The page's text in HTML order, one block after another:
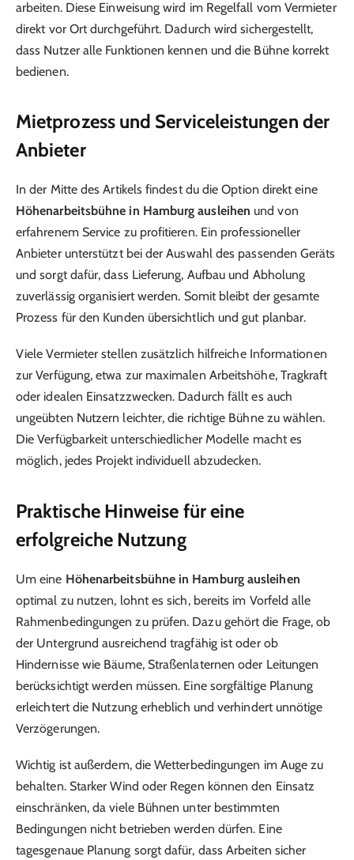
arbeiten. Diese Einweisung wird im Regelfall vom Vermieter
direkt vor Ort durchgeführt. Dadurch wird sichergestellt,
dass Nutzer alle Funktionen kennen und die Bühne korrekt
bedienen.
Mietprozess und Serviceleistungen der
Anbieter
In der Mitte des Artikels findest du die Option direkt eine
Höhenarbeitsbühne in Hamburg ausleihen und von
erfahrenem Service zu profitieren. Ein professioneller
Anbieter unterstützt bei der Auswahl des passenden Geräts
und sorgt dafür, dass Lieferung, Aufbau und Abholung
zuverlässig organisiert werden. Somit bleibt der gesamte
Prozess für den Kunden übersichtlich und gut planbar.
Viele Vermieter stellen zusätzlich hilfreiche Informationen
zur Verfügung, etwa zur maximalen Arbeitshöhe, Tragkraft
oder idealen Einsatzzwecken. Dadurch fällt es auch
ungeübten Nutzern leichter, die richtige Bühne zu wählen.
Die Verfügbarkeit unterschiedlicher Modelle macht es
möglich, jedes Projekt individuell abzudecken.
Praktische Hinweise für eine
erfolgreiche Nutzung
Um eine Höhenarbeitsbühne in Hamburg ausleihen
optimal zu nutzen, lohnt es sich, bereits im Vorfeld alle
Rahmenbedingungen zu prüfen. Dazu gehört die Frage, ob
der Untergrund ausreichend tragfähig ist oder ob
Hindernisse wie Bäume, Straßenlaternen oder Leitungen
berücksichtigt werden müssen. Eine sorgfältige Planung
erleichtert die Nutzung erheblich und verhindert unnötige
Verzögerungen.
Wichtig ist außerdem, die Wetterbedingungen im Auge zu
behalten. Starker Wind oder Regen können den Einsatz
einschränken, da viele Bühnen unter bestimmten
Bedingungen nicht betrieben werden dürfen. Eine
tagesgenaue Planung sorgt dafür, dass Arbeiten sicher